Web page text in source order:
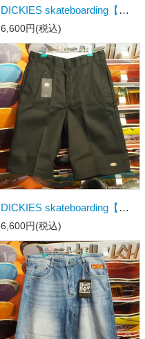
DICKIES skateboarding【ディッキーズエスビー】 LOOSE FIT 13''TWILL WORK SHORT ストーン 36インチ
6,600円(税込)
DICKIES skateboarding【ディッキーズエスビー】 LOOSE FIT 13''TWILL WORK SHORT ブラック 32インチ
6,600円(税込)